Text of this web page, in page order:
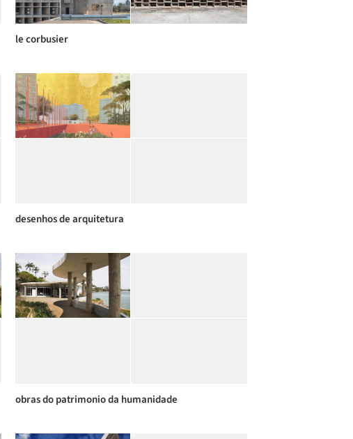
le corbusier
desenhos de arquitetura
obras do patrimonio da humanidade